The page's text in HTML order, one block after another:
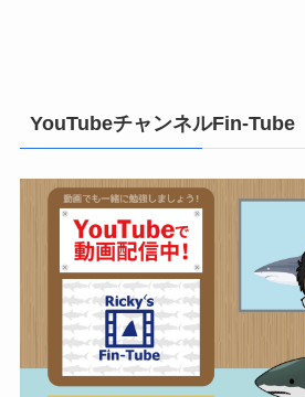
YouTubeチャンネルFin-Tube